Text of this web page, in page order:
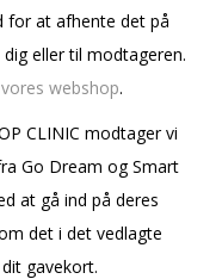
for at afhente det på
eller til modtageren.
webshop.
CLINIC modtager vi
Go Dream og Smart
at gå ind på deres
det i det vedlagte
gavekort.